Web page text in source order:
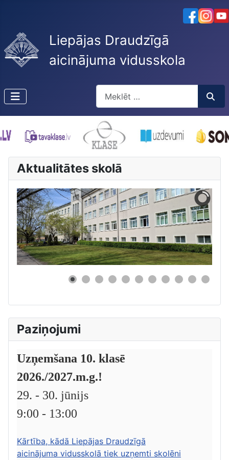
Liepājas Draudzīgā
aicinājuma vidusskola
Type 2 or more characters for
Aktualitātes skolā
Paziņojumi
Uzņemšana 10. klasē
2026./2027.m.g.!
29. - 30. jūnijs
9:00 - 13:00
Kārtība, kādā Liepājas Draudzīgā
aicinājuma vidusskolā tiek uzņemti skolēni